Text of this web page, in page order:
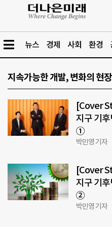
뉴스 경제 사회 환경
지속가능한 개발, 변화의 현장
[Cover
지구 기후
①
박민영 기자
[Cover
지구 기후
②
박민영 기자